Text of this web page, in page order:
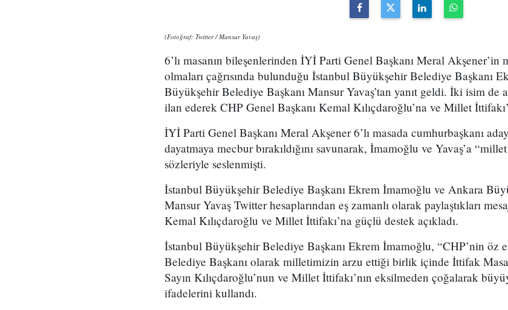
(Fotoğraf: Twitter / Mansur Yavaş)
6’lı masanın bileşenlerinden İYİ Parti Genel Başkanı Meral Akşener’in
olmaları çağrısında bulunduğu İstanbul Büyükşehir Belediye Başkanı
Büyükşehir Belediye Başkanı Mansur Yavaş’tan yanıt geldi. İki isim de
ilan ederek CHP Genel Başkanı Kemal Kılıçdaroğlu’na ve Millet
İYİ Parti Genel Başkanı Meral Akşener 6’lı masada cumhurbaşkanı
dayatmaya mecbur bırakıldığını savunarak, İmamoğlu ve Yavaş’a
sözleriyle seslenmişti.
İstanbul Büyükşehir Belediye Başkanı Ekrem İmamoğlu ve Ankara
Mansur Yavaş Twitter hesaplarından eş zamanlı olarak paylaştıkları
Kemal Kılıçdaroğlu ve Millet İttifakı’na güçlü destek açıkladı.
İstanbul Büyükşehir Belediye Başkanı Ekrem İmamoğlu, “CHP’nin öz
Belediye Başkanı olarak milletimizin arzu ettiği birlik içinde İttifak
Sayın Kılıçdaroğlu’nun ve Millet İttifakı’nın eksilmeden çoğalarak
ifadelerini kullandı.